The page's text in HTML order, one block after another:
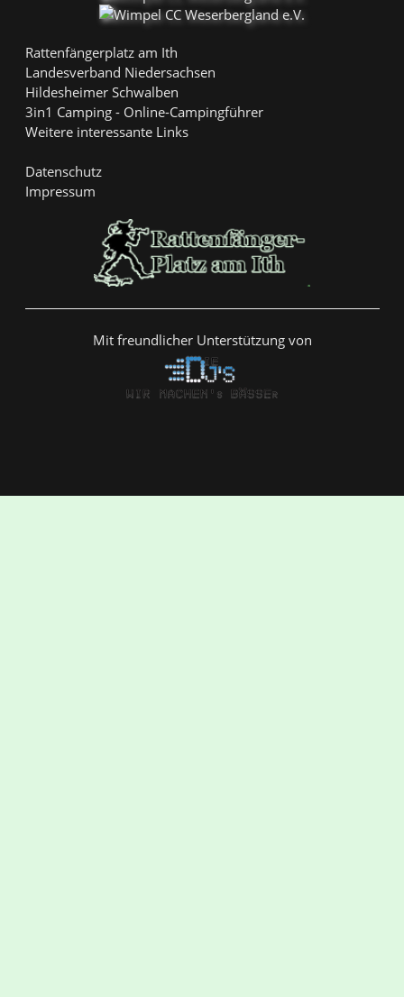
Rattenfängerplatz am Ith
Landesverband Niedersachsen
Hildesheimer Schwalben
3in1 Camping - Online-Campingführer
Weitere interessante Links
Datenschutz
Impressum
Mit freundlicher Unterstützung von